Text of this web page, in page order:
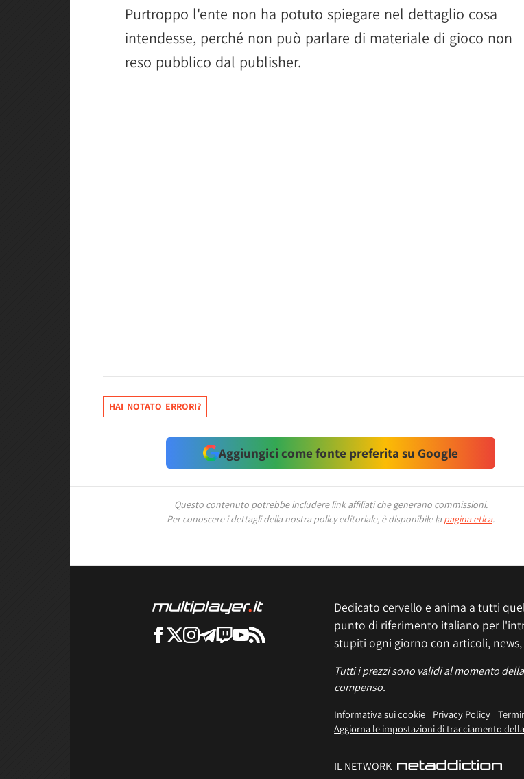
Purtroppo l'ente non ha potuto spiegare nel dettaglio cosa
intendesse, perché non può parlare di materiale di gioco non
reso pubblico dal publisher.
HAI NOTATO ERRORI?
Aggiungici come fonte preferita su Google
Questo contenuto potrebbe includere link affiliati che generano commissioni.
Per conoscere i dettagli della nostra policy editoriale, è disponibile la pagina etica.
Dedicato cervello e anima a tutti
punto di riferimento italiano per
stupiti ogni giorno con articoli,
Tutti i prezzi sono validi al momento
compenso.
Informativa sui cookie Privacy Policy
Aggiorna le impostazioni di tracciamento
IL NETWORK